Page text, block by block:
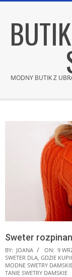
content
MODNY BUTIK Z
Sweter
BY: JOANA ON: 9
SWETER DLA GDZIE
MODNE SWETRY
TANIE SWETRY DAMSKIE